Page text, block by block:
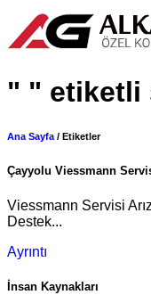
" " etiketli
Ana Sayfa/ Etiketler
Çayyolu Viessmann
Viessmann Servisi
Destek...
Ayrıntı
İnsan Kaynakları